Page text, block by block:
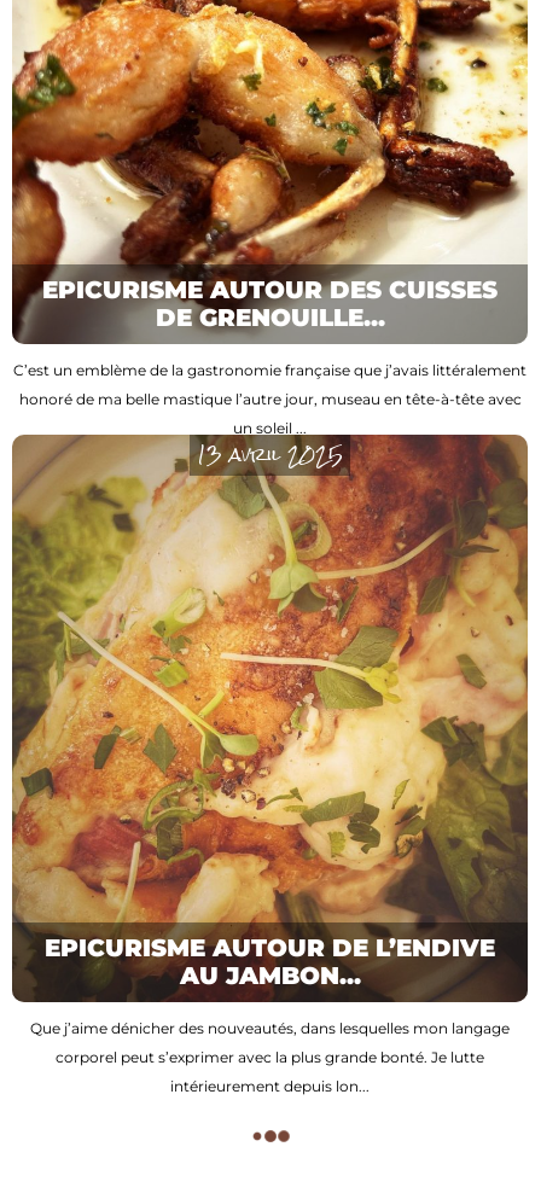
EPICURISME AUTOUR DES CUISSES
DE GRENOUILLE...
C’est un emblème de la gastronomie française que j’avais littéralement
honoré de ma belle mastique l’autre jour, museau en tête-à-tête avec
un soleil ...
13 avril 2025
EPICURISME AUTOUR DE L’ENDIVE
AU JAMBON...
Que j’aime dénicher des nouveautés, dans lesquelles mon langage
corporel peut s’exprimer avec la plus grande bonté. Je lutte
intérieurement depuis lon...
30 mars 2025
EPICURISME AUTOUR DU PAIN
VIENNOIS AUX BOULET...
Qui a dit qu’il fallait obligatoirement être âgé pour avoir des habitudes